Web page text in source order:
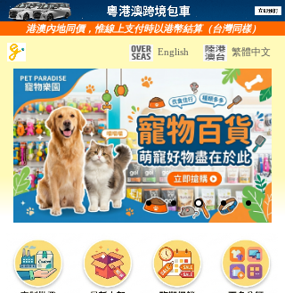
港澳內地同價，惟線上支付時以港幣結算（台灣同樣）
English 繁體中文